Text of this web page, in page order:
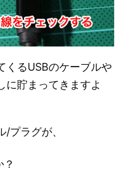
くるUSBのケーブルや
に貯まってきますよ
プラグが、